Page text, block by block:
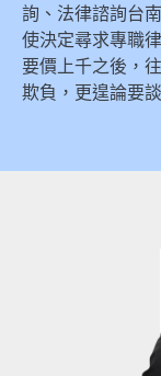
詢、法律諮詢台
使決定尋求專職
要價上千之後，
欺負，更遑論要